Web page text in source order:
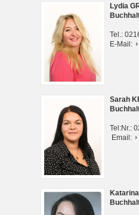
Lydia
Tel.:
E-Mail:
Sarah
Tel:Nr.:
Email: